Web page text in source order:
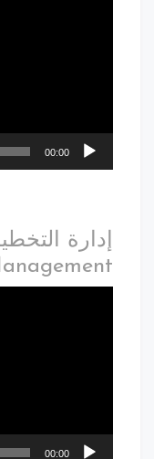
00:00
إدارة
00:00